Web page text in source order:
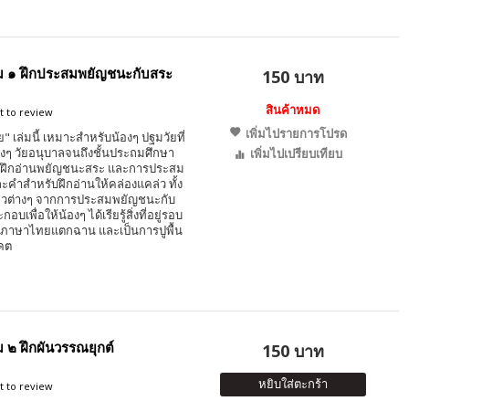
๑ ฝึกประสมพยัญชนะกับสระ
to review
เล่มนี้ เหมาะสำหรับน้องๆ ปฐมวัยที่
ๆ วัยอนุบาลจนถึงชั้นประถมศึกษา
กอ่านพยัญชนะสระ และการประสม
ำสำหรับฝึกอ่านให้คล่องแคล่ว ทั้ง
ต่างๆ จากการประสมพยัญชนะกับ
อบเพื่อให้น้องๆ ได้เรียรู้สิ่งที่อยู่รอบ
าษาไทยแตกฉาน และเป็นการปูพื้น
ต
150 บาท
สินค้าหมด
เพิ่มไปรายการโปรด
เพิ่มไปเปรียบเทียบ
๒ ฝึกผันวรรณยุกต์
to review
150 บาท
หยิบใส่ตะกร้า